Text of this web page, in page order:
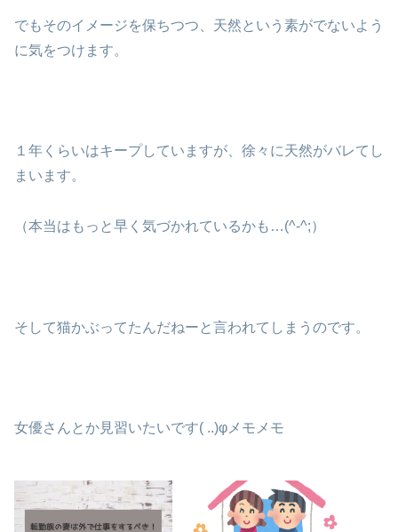
でもそのイメージを保ちつつ、天然という素がでないよう
に気をつけます。
１年くらいはキープしていますが、徐々に天然がバレてし
まいます。
（本当はもっと早く気づかれているかも…(^-^;）
そして猫かぶってたんだねーと言われてしまうのです。
女優さんとか見習いたいです( ..)φメモメモ